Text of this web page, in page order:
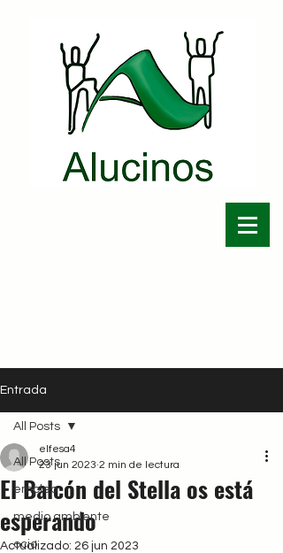
Entrada
All Posts
empleo
medio ambiente
ocio
All Posts
El Balcón del Stella os está
esperando
elfesa4
23 jun 2023 2 min de lectura
Actualizado: 26 jun 2023